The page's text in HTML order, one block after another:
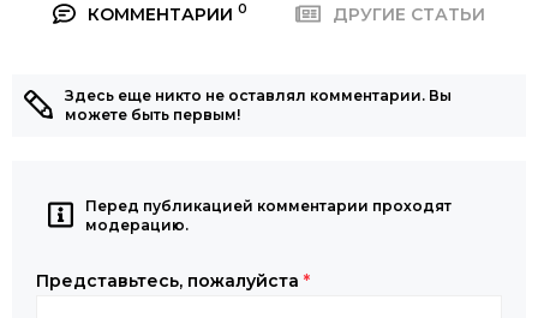
КОММЕНТАРИИ 0 ДРУГИЕ СТАТЬИ
Здесь еще никто не оставлял комментарии. Вы
можете быть первым!
Перед публикацией комментарии проходят
модерацию.
Представьтесь, пожалуйста *